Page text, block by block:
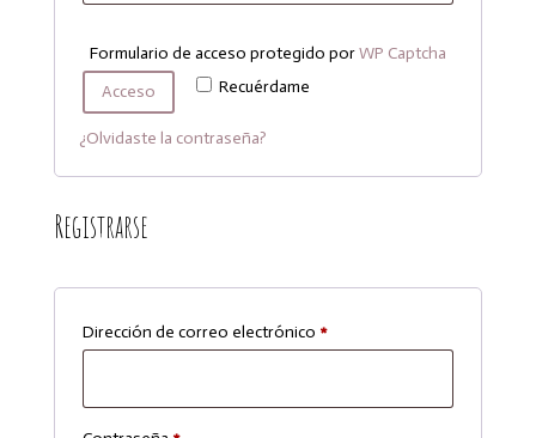
Formulario de acceso protegido porWP Captcha
Recuérdame
Acceso
¿Olvidaste la contraseña?
Registrarse
Dirección de correo electrónico *Obligatorio